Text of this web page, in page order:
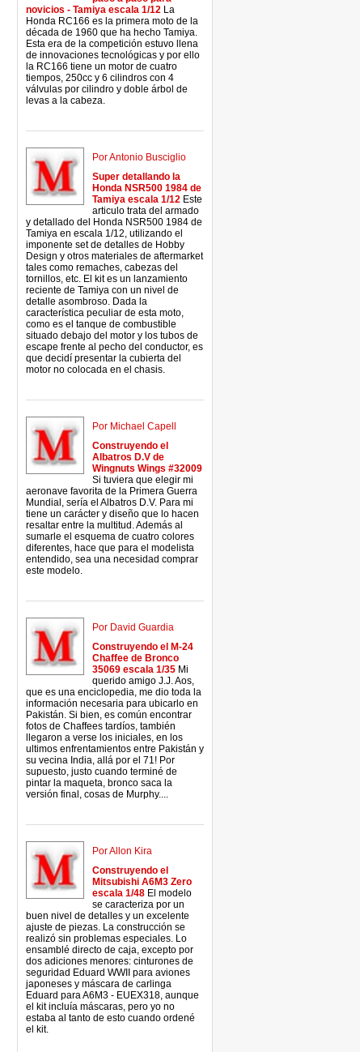
novicios - Tamiya escala 1/12 La
Honda RC166 es la primera moto de la
década de 1960 que ha hecho Tamiya.
Esta era de la competición estuvo llena
de innovaciones tecnológicas y por ello
la RC166 tiene un motor de cuatro
tiempos, 250cc y 6 cilindros con 4
válvulas por cilindro y doble árbol de
levas a la cabeza.
Por Antonio Busciglio
Super detallando la
Honda NSR500 1984 de
Tamiya escala 1/12 Este
articulo trata del armado
y detallado del Honda NSR500 1984 de
Tamiya en escala 1/12, utilizando el
imponente set de detalles de Hobby
Design y otros materiales de aftermarket
tales como remaches, cabezas del
tornillos, etc. El kit es un lanzamiento
reciente de Tamiya con un nivel de
detalle asombroso. Dada la
característica peculiar de esta moto,
como es el tanque de combustible
situado debajo del motor y los tubos de
escape frente al pecho del conductor, es
que decidí presentar la cubierta del
motor no colocada en el chasis.
Por Michael Capell
Construyendo el
Albatros D.V de
Wingnuts Wings #32009
Si tuviera que elegir mi
aeronave favorita de la Primera Guerra
Mundial, sería el Albatros D.V. Para mi
tiene un carácter y diseño que lo hacen
resaltar entre la multitud. Además al
sumarle el esquema de cuatro colores
diferentes, hace que para el modelista
entendido, sea una necesidad comprar
este modelo.
Por David Guardia
Construyendo el M-24
Chaffee de Bronco
35069 escala 1/35 Mi
querido amigo J.J. Aos,
que es una enciclopedia, me dio toda la
información necesaria para ubicarlo en
Pakistán. Si bien, es común encontrar
fotos de Chaffees tardíos, también
llegaron a verse los iniciales, en los
ultimos enfrentamientos entre Pakistán y
su vecina India, allá por el 71! Por
supuesto, justo cuando terminé de
pintar la maqueta, bronco saca la
versión final, cosas de Murphy....
Por Allon Kira
Construyendo el
Mitsubishi A6M3 Zero
escala 1/48 El modelo
se caracteriza por un
buen nivel de detalles y un excelente
ajuste de piezas. La construcción se
realizó sin problemas especiales. Lo
ensamblé directo de caja, excepto por
dos adiciones menores: cinturones de
seguridad Eduard WWII para aviones
japoneses y máscara de carlinga
Eduard para A6M3 - EUEX318, aunque
el kit incluía máscaras, pero yo no
estaba al tanto de esto cuando ordené
el kit.